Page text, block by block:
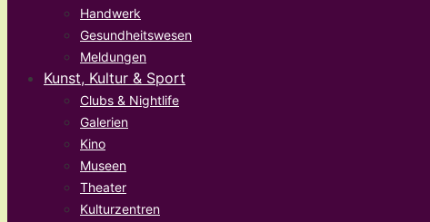
Handwerk
Gesundheitswesen
Meldungen
Kunst, Kultur & Sport
Clubs & Nightlife
Galerien
Kino
Museen
Theater
Kulturzentren